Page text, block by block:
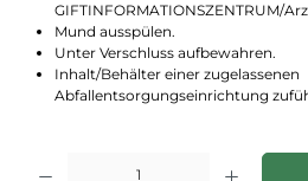
GIFTINFORMATIONSZENTRUM/
Mund ausspülen.
Unter Verschluss aufbewahren.
Inhalt/Behälter einer zugelassenen
Abfallentsorgungseinrichtung
Produkt Anzahl: Gib den gewünschten